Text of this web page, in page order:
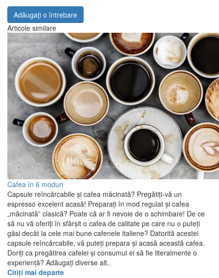
Adăugați o întrebare
Articole similare
Cafea în 6 moduri
Capsule reîncărcabile și cafea măcinată? Pregătiți-vă un
espresso excelent acasă! Preparați în mod regulat și cafea
„măcinată” clasică? Poate că ar fi nevoie de o schimbare! De ce
să nu vă oferiți în sfârșit o cafea de calitate pe care nu o puteți
găsi decât la cele mai bune cafenele italiene? Datorită acestei
capsule reîncărcabile, vă puteți prepara și acasă această cafea.
Doriți ca pregătirea cafelei și consumul ei să fie literalmente o
experiență? Adăugați diverse alt..
Citiți mai departe